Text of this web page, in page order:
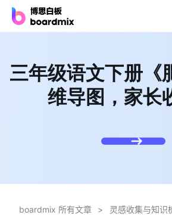
产品
博思白板
三年级语文下册《
维导图，家长
boardmix 所有文章 > 灵感收集与知识